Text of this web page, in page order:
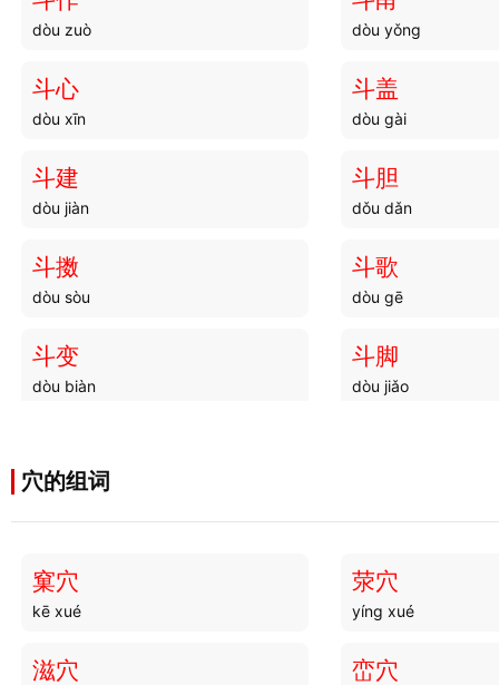
dòu zuò dòu yǒng
斗心
dòu xīn
斗盖
dòu gài
斗建
dòu jiàn
斗胆
dǒu dǎn
斗擞
dòu sòu
斗歌
dòu gē
斗变
dòu biàn
斗脚
dòu jiǎo
dòu nòng
斗穴 斗桶
穴的组词
窠穴
kē xué
荥穴
yíng xué
滋穴 峦穴